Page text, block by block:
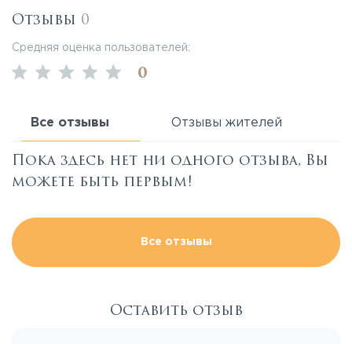
Отзывы 0
Средняя оценка пользователей:
0
Все отзывы Отзывы жителей
Пока здесь нет ни одного отзыва, Вы
можете быть первым!
Все отзывы
Оставить отзыв